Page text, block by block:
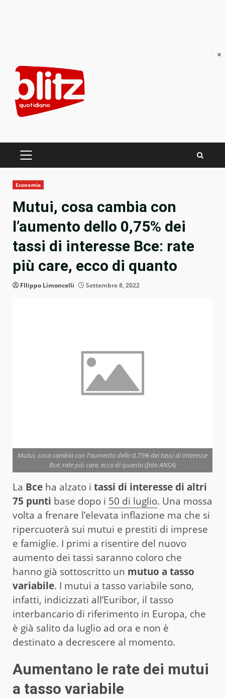
content
PRIMARY
Economia
Mutui, cosa cambia con
l’aumento dello 0,75% dei
tassi di interesse Bce: rate
più care, ecco di quanto
FIlippo Limoncelli Settembre 8, 2022
Mutui, cosa cambia con l'aumento dello 0,75% dei tassi di interesse
Bce: rate più care, ecco di quanto (foto ANSA)
La Bce ha alzato i tassi di interesse di altri
75 punti base dopo i 50 di luglio. Una mossa
volta a frenare l’elevata inflazione ma che si
ripercuoterà sui mutui e prestiti di imprese
e famiglie. I primi a risentire del nuovo
aumento dei tassi saranno coloro che
hanno già sottoscritto un mutuo a tasso
variabile. I mutui a tasso variabile sono,
infatti, indicizzati all’Euribor, il tasso
interbancario di riferimento in Europa, che
è già salito da luglio ad ora e non è
destinato a decrescere al momento.
Aumentano le rate dei mutui
a tasso variabile
×